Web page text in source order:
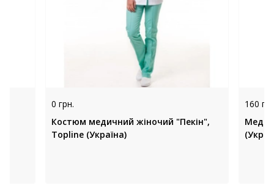
0 грн.
Костюм медичний жіночий "Пекін",
Topline (Україна)
160